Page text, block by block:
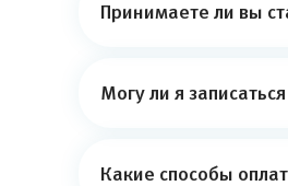
Принимаете ли вы
Могу ли я
Какие способы